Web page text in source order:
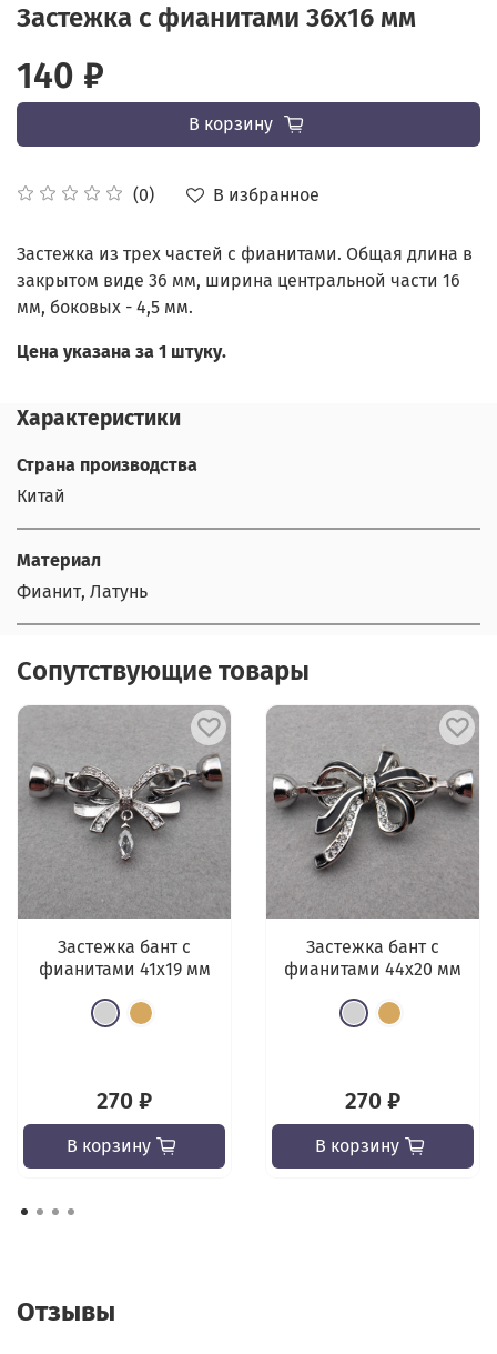
Застежка с фианитами 36х16 мм
(0) В избранное
140 ₽
В корзину
Застежка из трех частей с фианитами. Общая длина в
закрытом виде 36 мм, ширина центральной части 16
мм, боковых - 4,5 мм.
Цена указана за 1 штуку.
Характеристики
Страна производства
Китай
Материал
Фианит, Латунь
Сопутствующие товары
Застежка бант с
фианитами 41x19 мм
270 ₽
В корзину
Застежка бант с
фианитами 44x20 мм
270 ₽
В корзину
Отзывы